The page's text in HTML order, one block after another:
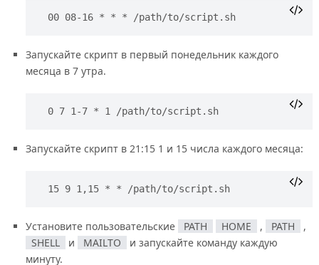
00 08-16 * * * /path/to/script.sh
Запускайте скрипт в первый понедельник каждого
месяца в 7 утра.
0 7 1-7 * 1 /path/to/script.sh
Запускайте скрипт в 21:15 1 и 15 числа каждого месяца:
15 9 1,15 * * /path/to/script.sh
Установите пользовательские PATH HOME , PATH
,
SHELL
и MAILTO
и запускайте команду каждую
минуту.